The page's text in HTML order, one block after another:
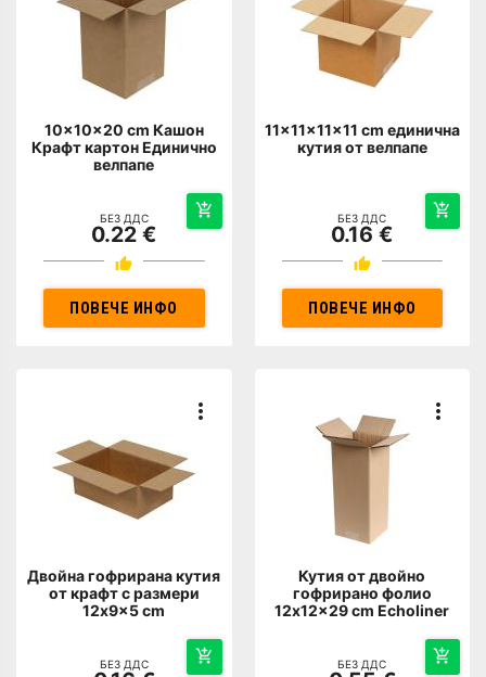
10x10x20 cm Кашон
Крафт картон Единично
велпапе
БЕЗ ДДС
0.22 €
ПОВЕЧЕ ИНФО
11x11x11x11 cm единична
кутия от велпапе
БЕЗ ДДС
0.16 €
ПОВЕЧЕ ИНФО
Двойна гофрирана кутия
от крафт с размери
12x9x5 cm
БЕЗ ДДС
Кутия от двойно
гофрирано фолио
12x12x29 cm Echoliner
БЕЗ ДДС